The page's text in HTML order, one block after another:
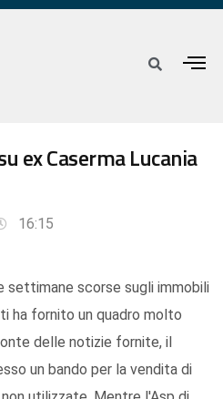
ex Caserma Lucania
16:15
scorse sugli immobili
ha fornito un quadro molto
delle notizie fornite, il
un bando per la vendita di